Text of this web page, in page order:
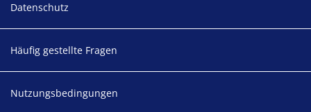
Datenschutz
Häufig gestellte Fragen
Nutzungsbedingungen